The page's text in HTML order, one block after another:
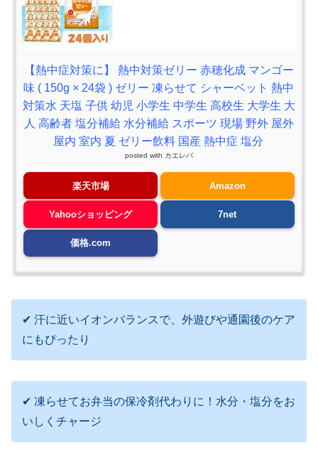
【熱中症対策に】 熱中対策ゼリー 赤穂化成 マンゴー
味 ( 150g × 24袋 ) ゼリー 凍らせて シャーベット 熱中
対策水 天塩 子供 幼児 小学生 中学生 高校生 大学生 大
人 高齢者 塩分補給 水分補給 スポーツ 現場 野外 屋外
屋内 室内 夏 ゼリー飲料 国産 熱中症 塩分
posted with カエレバ
楽天市場 Amazon
Yahooショッピング 7net
価格.com
✔ 汗に近いイオンバランスで、外遊びや通園後のケア
にもぴったり
✔ 凍らせてお弁当の保冷剤代わりに！水分・塩分をお
いしくチャージ